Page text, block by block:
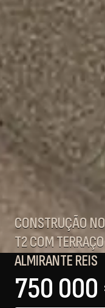
CONSTRUÇÃO
T2 COM
ALMIRANTE REIS
750